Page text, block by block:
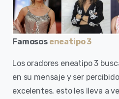
Famosos eneatipo 3
Los oradores eneatipo 3
en su mensaje y ser
excelentes, esto les lleva a